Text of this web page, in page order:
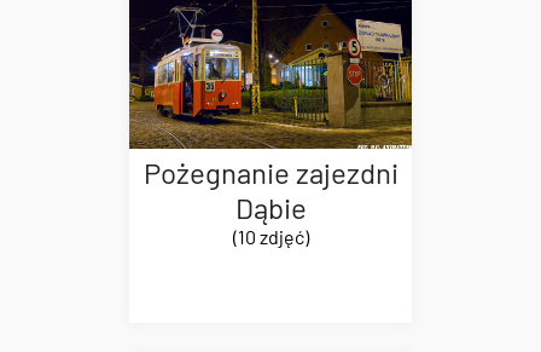
Pożegnanie zajezdni
Dąbie
(10 zdjęć)